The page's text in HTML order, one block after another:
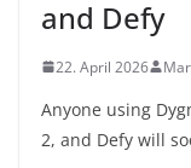
and Defy
22. April 2026
Anyone using
2, and Defy will